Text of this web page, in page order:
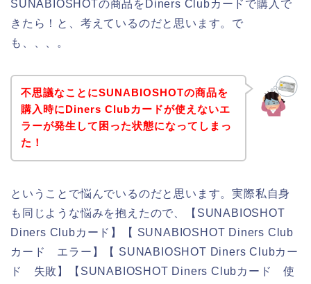
SUNABIOSHOTの商品をDiners Clubカードで購入で
きたら！と、考えているのだと思います。で
も、、、。
不思議なことにSUNABIOSHOTの商品を
購入時にDiners Clubカードが使えないエ
ラーが発生して困った状態になってしまっ
た！
ということで悩んでいるのだと思います。実際私自身
も同じような悩みを抱えたので、【SUNABIOSHOT
Diners Clubカード】【 SUNABIOSHOT Diners Club
カード エラー】【 SUNABIOSHOT Diners Clubカー
ド 失敗】【SUNABIOSHOT Diners Clubカード 使